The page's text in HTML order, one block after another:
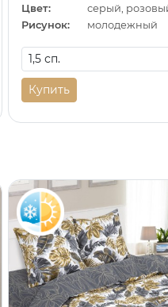
Цвет:
серый,
Рисунок:
молодежный
Купить